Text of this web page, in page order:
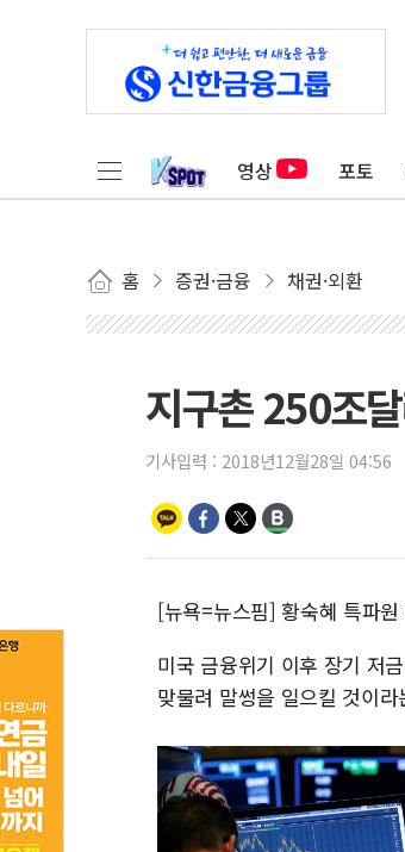
영상 포토
홈 증권·금융 채권·외환
지구촌 250조
기사입력 : 2018년12월28일 04:56
[뉴욕=뉴스핌] 황숙혜 특파
미국 금융위기 이후 장기 저
맞물려 말썽을 일으킬 것이